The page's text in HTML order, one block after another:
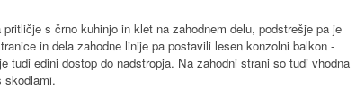
s črno kuhinjo in klet na zahodnem delu, podstrešje pa je
in dela zahodne linije pa postavili lesen konzolni balkon -
edini dostop do nadstropja. Na zahodni strani so tudi vhodna
skodlami.